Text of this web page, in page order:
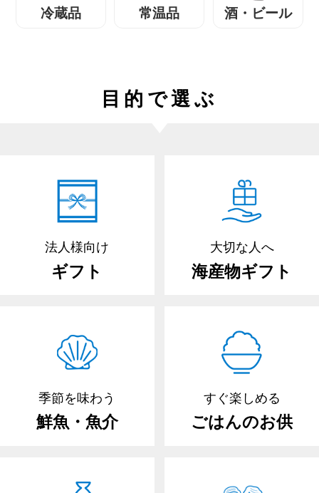
冷蔵品 常温品 酒・ビール
目的で選ぶ
法人様向け
ギフト
大切な人へ
海産物ギフト
季節を味わう
鮮魚・魚介
すぐ楽しめる
ごはんのお供